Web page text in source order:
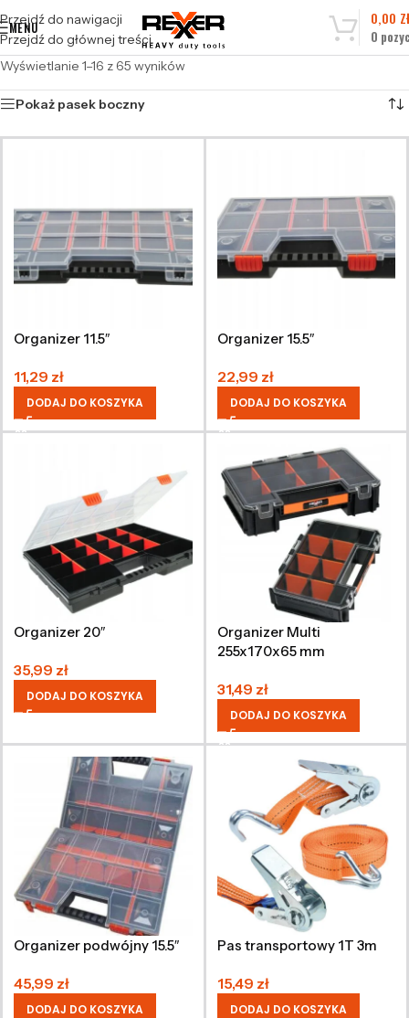
Przejdź do nawigacji
Przejdź do głównej treści
MENU
0
0,00
Wyświetlanie 1–16 z 65 wyników
Pokaż pasek boczny
Organizer 11.5″
11,29 zł
DODAJ DO KOSZYKA
Organizer 15.5″
22,99 zł
DODAJ DO KOSZYKA
Organizer 20″
35,99 zł
DODAJ DO KOSZYKA
Organizer Multi
255x170x65 mm
31,49 zł
DODAJ DO KOSZYKA
Organizer podwójny 15.5″
45,99 zł
DODAJ DO KOSZYKA
Pas transportowy 1T 3m
15,49 zł
DODAJ DO KOSZYKA